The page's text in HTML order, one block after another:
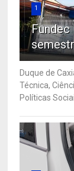
1
Fundec
Duque de
Técnica,
Políticas